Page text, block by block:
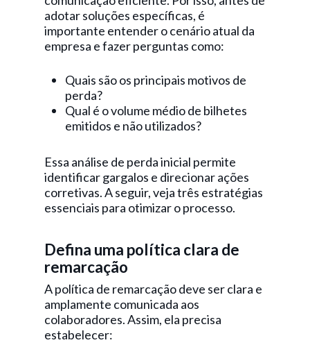
adotar soluções específicas, é
importante entender o cenário atual da
empresa e fazer perguntas como:
Quais são os principais motivos de
perda?
Qual é o volume médio de bilhetes
emitidos e não utilizados?
Essa análise de perda inicial permite
identificar gargalos e direcionar ações
corretivas. A seguir, veja três estratégias
essenciais para otimizar o processo.
Defina uma política clara de
remarcação
A política de remarcação deve ser clara e
amplamente comunicada aos
colaboradores. Assim, ela precisa
estabelecer: